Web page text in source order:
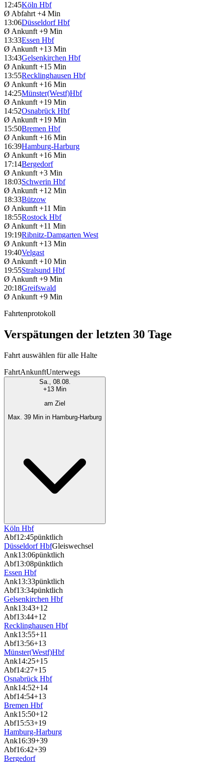
12:45Köln Hbf
Ø Abfahrt +4 Min
13:06Düsseldorf Hbf
Ø Ankunft +9 Min
13:33Essen Hbf
Ø Ankunft +13 Min
13:43Gelsenkirchen Hbf
Ø Ankunft +15 Min
13:55Recklinghausen Hbf
Ø Ankunft +16 Min
14:25Münster(Westf)Hbf
Ø Ankunft +19 Min
14:52Osnabrück Hbf
Ø Ankunft +19 Min
15:50Bremen Hbf
Ø Ankunft +16 Min
16:39Hamburg-Harburg
Ø Ankunft +16 Min
17:14Bergedorf
Ø Ankunft +3 Min
18:03Schwerin Hbf
Ø Ankunft +12 Min
18:33Bützow
Ø Ankunft +11 Min
18:55Rostock Hbf
Ø Ankunft +11 Min
19:19Ribnitz-Damgarten West
Ø Ankunft +13 Min
19:40Velgast
Ø Ankunft +10 Min
19:55Stralsund Hbf
Ø Ankunft +9 Min
20:18Greifswald
Ø Ankunft +9 Min
Fahrtenprotokoll
Verspätungen der letzten 30 Tage
Fahrt auswählen für alle Halte
FahrtAnkunftUnterwegs
Sa., 08.08.
+13 Min
am Ziel
Max. 39 Min in Hamburg-Harburg
Köln Hbf
Abf12:45pünktlich
Düsseldorf HbfGleiswechsel
Ank13:06pünktlich
Abf13:08pünktlich
Essen Hbf
Ank13:33pünktlich
Abf13:34pünktlich
Gelsenkirchen Hbf
Ank13:43+12
Abf13:44+12
Recklinghausen Hbf
Ank13:55+11
Abf13:56+13
Münster(Westf)Hbf
Ank14:25+15
Abf14:27+15
Osnabrück Hbf
Ank14:52+14
Abf14:54+13
Bremen Hbf
Ank15:50+12
Abf15:53+19
Hamburg-Harburg
Ank16:39+39
Abf16:42+39
Bergedorf